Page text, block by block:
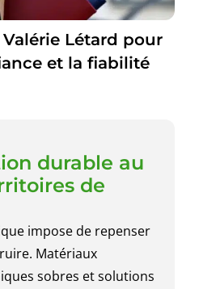
Létard pour
et la fiabilité
durable au
de
impose de repenser
Matériaux
sobres et solutions